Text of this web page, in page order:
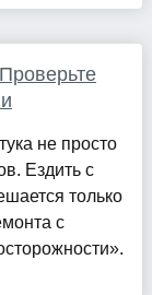
не просто
Ездить с
только
с